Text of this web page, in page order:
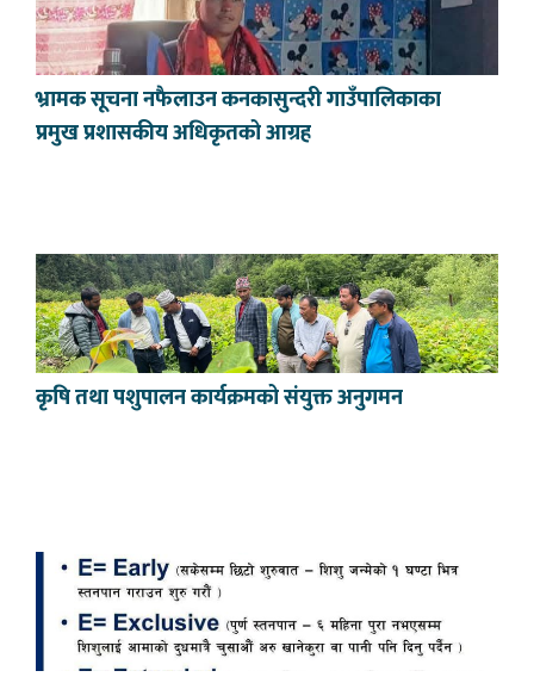
भ्रामक सूचना नफैलाउन कनकासुन्दरी गाउँपालिकाका
प्रमुख प्रशासकीय अधिकृतको आग्रह
कृषि तथा पशुपालन कार्यक्रमको संयुक्त अनुगमन